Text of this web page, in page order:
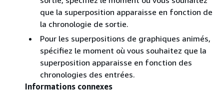
que la superposition apparaisse en fonction de
la chronologie de sortie.
Pour les superpositions de graphiques animés,
spécifiez le moment où vous souhaitez que la
superposition apparaisse en fonction des
chronologies des entrées.
Informations connexes